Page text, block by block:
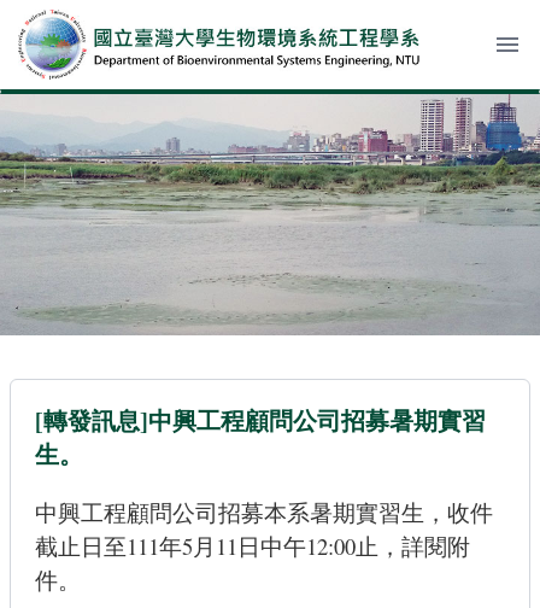
menu
[轉發訊息]中興工程顧問公司招募暑期實習
生。
中興工程顧問公司招募本系暑期實習生，收件
截止日至111年5月11日中午12:00止，詳閱附
件。